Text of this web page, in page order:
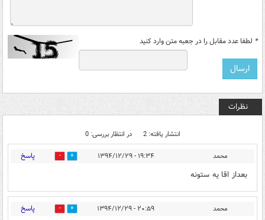
* لطفا عدد مقابل را در جعبه متن وارد کنید
نظرات
انتشار یافته: 2 در انتظار بررسی: 0
محمد ۱۹:۳۴ - ۱۳۹۴/۱۲/۲۹ 0 پاسخ
بعداز اقا یه ستونه
محمد ۲۰:۵۹ - ۱۳۹۴/۱۲/۲۹ 0 پاسخ